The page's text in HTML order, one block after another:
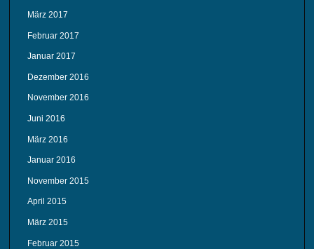
März 2017
Februar 2017
Januar 2017
Dezember 2016
November 2016
Juni 2016
März 2016
Januar 2016
November 2015
April 2015
März 2015
Februar 2015